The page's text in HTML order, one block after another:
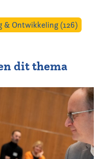
& Ontwikkeling (126)
dit thema